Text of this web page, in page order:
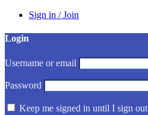
Sign in / Join
Login
Username or email
Password
Keep me signed in until I sign out